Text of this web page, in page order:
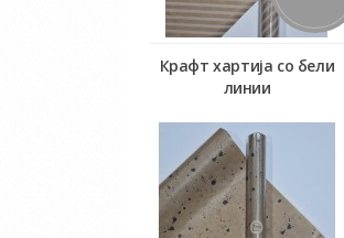
Крафт хартија со бели
линии
Во кошничка